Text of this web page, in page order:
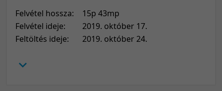
Felvétel hossza:
15p 43mp
Felvétel ideje:
2019. október 17.
Feltöltés ideje:
2019. október 24.